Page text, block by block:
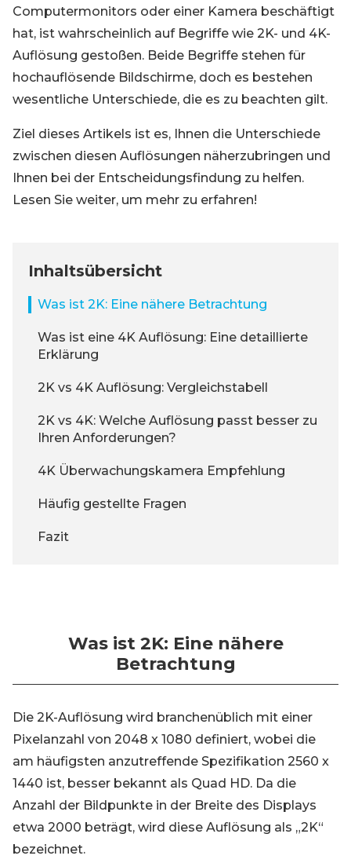
Computermonitors oder einer Kamera beschäftigt
hat, ist wahrscheinlich auf Begriffe wie 2K- und 4K-
Auflösung gestoßen. Beide Begriffe stehen für
hochauflösende Bildschirme, doch es bestehen
wesentliche Unterschiede, die es zu beachten gilt.
Ziel dieses Artikels ist es, Ihnen die Unterschiede
zwischen diesen Auflösungen näherzubringen und
Ihnen bei der Entscheidungsfindung zu helfen.
Lesen Sie weiter, um mehr zu erfahren!
Inhaltsübersicht
Was ist 2K: Eine nähere Betrachtung
Was ist eine 4K Auflösung: Eine detaillierte
Erklärung
2K vs 4K Auflösung: Vergleichstabell
2K vs 4K: Welche Auflösung passt besser zu
Ihren Anforderungen?
4K Überwachungskamera Empfehlung
Häufig gestellte Fragen
Fazit
Was ist 2K: Eine nähere
Betrachtung
Die 2K-Auflösung wird branchenüblich mit einer
Pixelanzahl von 2048 x 1080 definiert, wobei die
am häufigsten anzutreffende Spezifikation 2560 x
1440 ist, besser bekannt als Quad HD. Da die
Anzahl der Bildpunkte in der Breite des Displays
etwa 2000 beträgt, wird diese Auflösung als „2K“
bezeichnet.